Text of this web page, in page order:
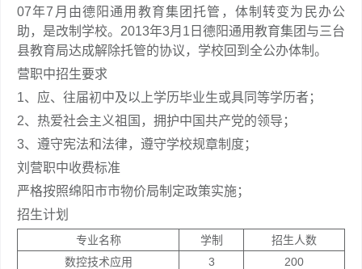
07年7月由德阳通用教育集团托管，体制转变为民办公
助，是改制学校。2013年3月1日德阳通用教育集团与三台
县教育局达成解除托管的协议，学校回到全公办体制。
营职中招生要求
1、应、往届初中及以上学历毕业生或具同等学历者；
2、热爱社会主义祖国，拥护中国共产党的领导；
3、遵守宪法和法律，遵守学校规章制度；
刘营职中收费标准
严格按照绵阳市市物价局制定政策实施；
招生计划
专业名称 学制
招生人数
数控技术应用
3
200